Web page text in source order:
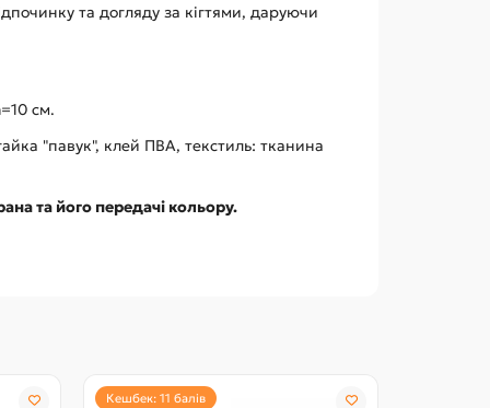
та догляду за кігтями, даруючи
см.
"павук", клей ПВА, текстиль: тканина
та його передачі кольору.
Кешбек: 11 балів